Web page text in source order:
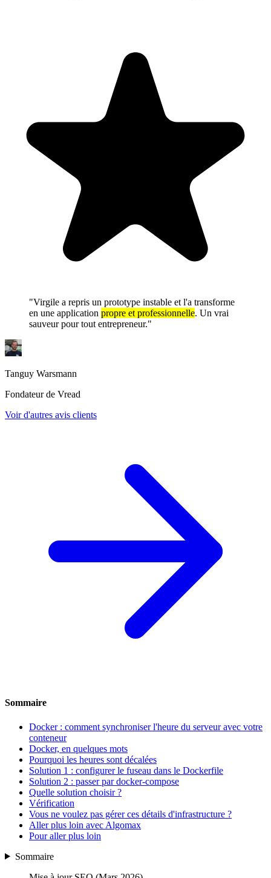
"Virgile a repris un prototype instable et l'a transforme
en une application propre et professionnelle. Un vrai
sauveur pour tout entrepreneur."
Tanguy Warsmann
Fondateur de Vread
Voir d'autres avis clients
Sommaire
Docker : comment synchroniser l'heure du serveur avec votre
conteneur
Docker, en quelques mots
Pourquoi les heures sont décalées
Solution 1 : configurer le fuseau dans le Dockerfile
Solution 2 : passer par docker-compose
Quelle solution choisir ?
Vérification
Vous ne voulez pas gérer ces détails d'infrastructure ?
Aller plus loin avec Algomax
Pour aller plus loin
Sommaire